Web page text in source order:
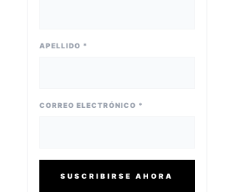
APELLIDO *
CORREO ELECTRÓNICO *
SUSCRIBIRSE AHORA